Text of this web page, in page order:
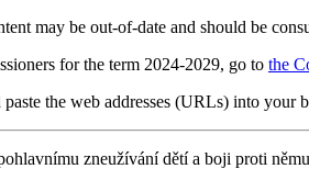
may be out-of-date and should be
for the term 2024-2029, go to the
the web addresses (URLs) into your
zneužívání dětí a boji proti